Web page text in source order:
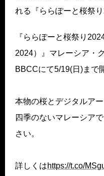
れる『ららぽーと桜祭り
『ららぽーと桜祭り
2024）』マレーシア・
BBCCにて5/19(日)ま
本物の桜とデジタルア
四季のないマレーシア
さい。
詳しくはhttps://t.co/